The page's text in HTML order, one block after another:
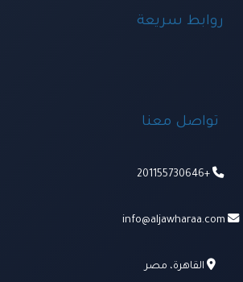
روابط سريعة
تواصل معنا
+201155730646
info@aljawharaa.com
القاهرة، مصر